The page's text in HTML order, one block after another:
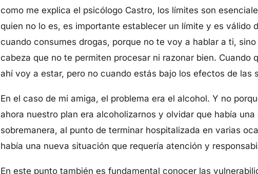
como me explica el psicólogo Castro, los límites son
quien no lo es, es importante establecer un límite y es válido
cuando consumes drogas, porque no te voy a hablar a ti,
cabeza que no te permiten procesar ni razonar bien. Cuando
ahí voy a estar, pero no cuando estás bajo los efectos de las
En el caso de mi amiga, el problema era el alcohol. Y no
ahora nuestro plan era alcoholizarnos y olvidar que había
sobremanera, al punto de terminar hospitalizada en varias
había una nueva situación que requería atención y
En este punto también es fundamental conocer las